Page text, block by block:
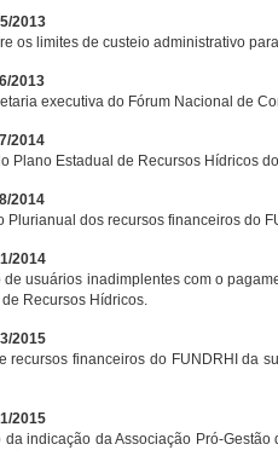
2013
os limites de custeio administrativo
2013
executiva do Fórum Nacional de
2014
Plano Estadual de Recursos Hídricos
2014
Plurianual dos recursos financeiros do
2014
usuários inadimplentes com o
Recursos Hídricos.
2015
recursos financeiros do FUNDRHI da
2015
indicação da Associação Pró-